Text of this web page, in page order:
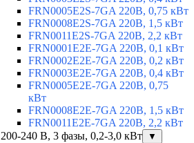
FRN0005E2S-7GA 220В, 0,75 кВт
FRN0008E2S-7GA 220В, 1,5 кВт
FRN0011E2S-7GA 220В, 2,2 кВт
FRN0001E2E-7GA 220В, 0,1 кВт
FRN0002E2E-7GA 220В, 0,2 кВт
FRN0003E2E-7GA 220В, 0,4 кВт
FRN0005E2E-7GA 220В, 0,75
кВт
FRN0008E2E-7GA 220В, 1,5 кВт
FRN0011E2E-7GA 220В, 2,2 кВт
200-240 В, 3 фазы, 0,2-3,0 кВт
▼